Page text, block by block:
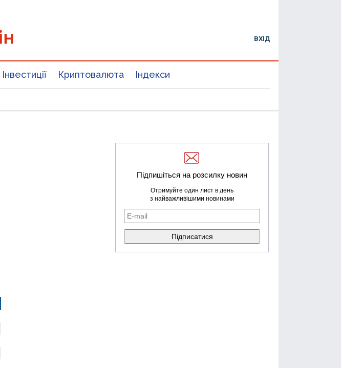
ВХІД
Інвестиції Криптовалюта Індекси
Підпишіться на розсилку новин
Отримуйте один лист в день
з найважливішими новинами